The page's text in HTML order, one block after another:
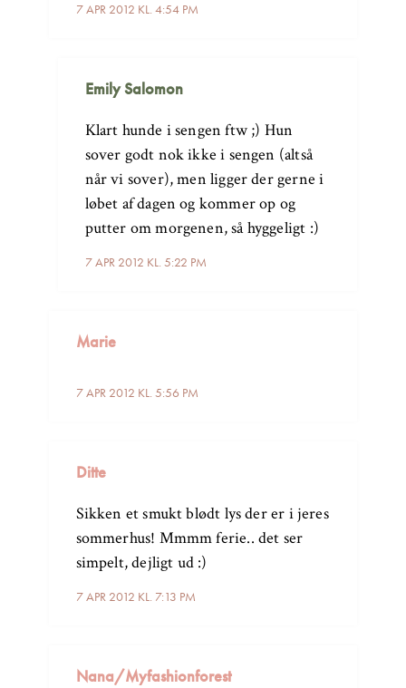
7 APR 2012 KL. 4:54 PM
Emily Salomon
7 APR 2012 KL. 5:22 PM
Klart hunde i sengen ftw ;) Hun
sover godt nok ikke i sengen (altså
når vi sover), men ligger der gerne i
løbet af dagen og kommer op og
putter om morgenen, så hyggeligt :)
Marie
7 APR 2012 KL. 5:56 PM
Ditte
7 APR 2012 KL. 7:13 PM
Sikken et smukt blødt lys der er i jeres
sommerhus! Mmmm ferie.. det ser
simpelt, dejligt ud :)
Nana/Myfashionforest